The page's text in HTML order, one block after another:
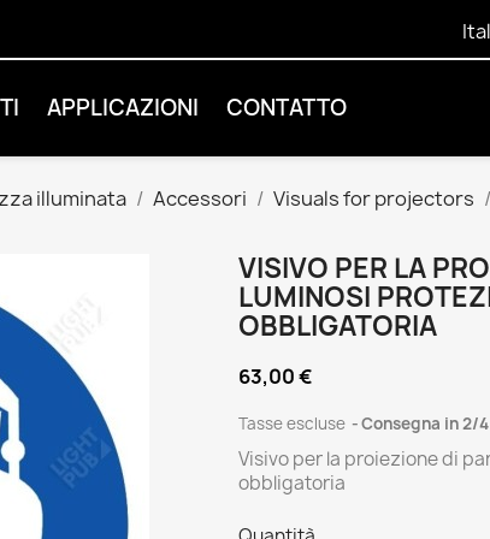
APPLICAZIONI CONTATTO
illuminata Accessori Visuals for projectors
VISIVO PER LA
LUMINOSI
OBBLIGATORIA
63,00 €
Tasse escluse Consegna in 2/
Visivo per la proiezione di
obbligatoria